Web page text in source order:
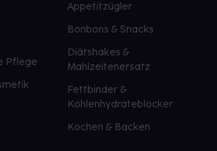
Pflege
Appetitzügler
Bonbons & Snacks
Diätshakes &
Mahlzeitenersatz
Fettbinder &
Kohlenhydrateblocker
Kochen & Backen